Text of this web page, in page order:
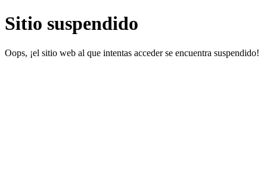
Sitio suspendido
Oops, ¡el sitio web al que intentas acceder se encuentra suspendido!